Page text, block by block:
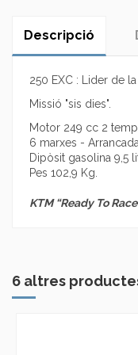
Descripció
250 EXC : Lider de la
Missió "sis dies".
Motor 249 cc 2
6 marxes -
Dipòsit gasolina 9,5
Pes 102,9 Kg.
KTM “Ready To
6 altres